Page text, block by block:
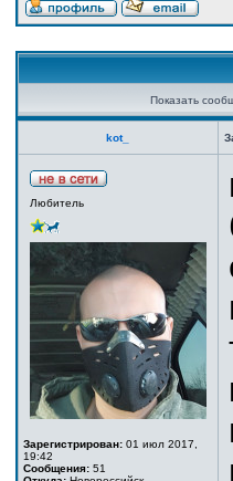
Показать
kot_
Любитель
Зарегистрирован: 01 июл 2017,
19:42
Сообщения: 51